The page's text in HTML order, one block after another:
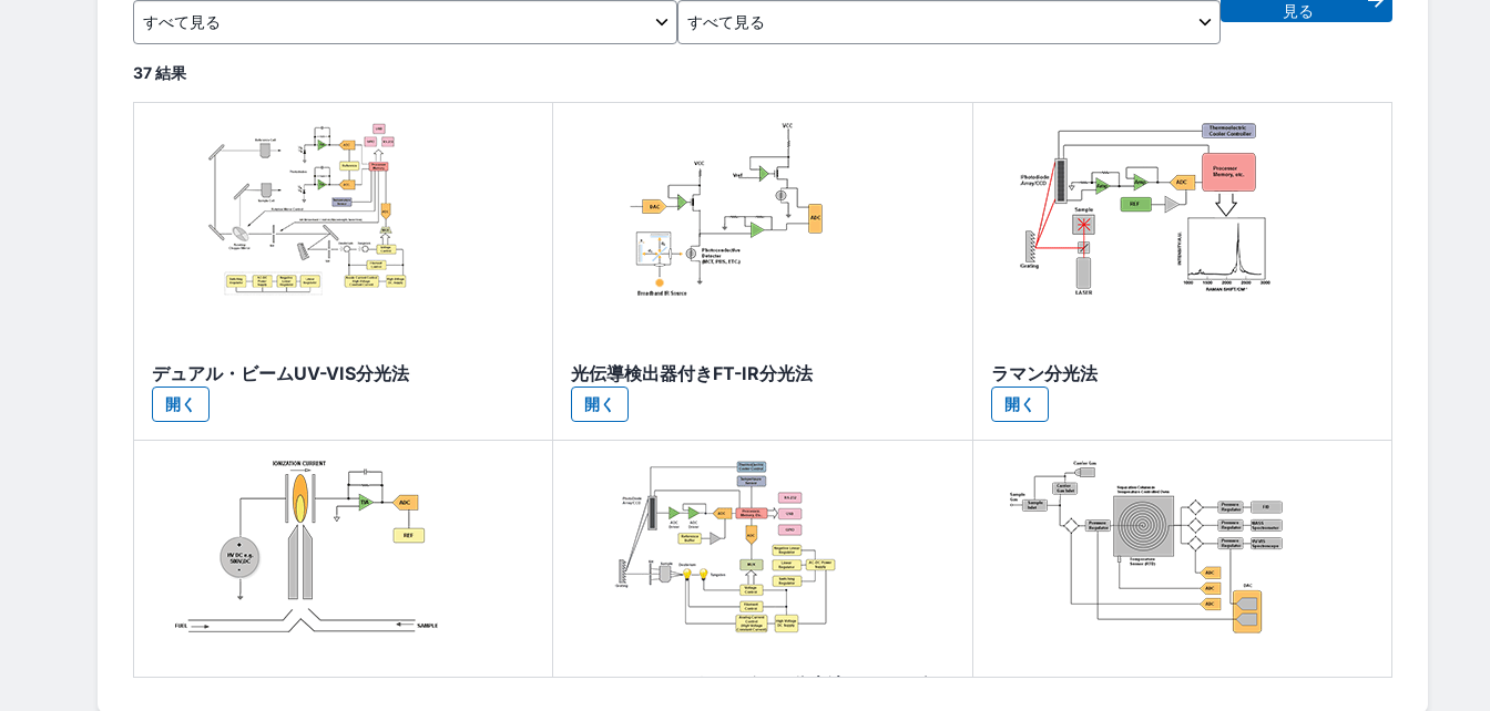
見る
37 結果
デュアル・ビームUV-VIS分光法
開く
光伝導検出器付きFT-IR分光法
開く
ラマン分光法
開く
UV-VIS - シングル・ビーム分光法 (フォトダイ